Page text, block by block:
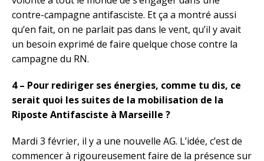
contre-campagne antifasciste. Et ça a montré aussi
qu’en fait, on ne parlait pas dans le vent, qu’il y avait
un besoin exprimé de faire quelque chose contre la
campagne du RN.
4 – Pour rediriger ses énergies, comme tu dis, ce
serait quoi les suites de la mobilisation de la
Riposte Antifasciste à Marseille ?
Mardi 3 février, il y a une nouvelle AG. L’idée, c’est de
commencer à rigoureusement faire de la présence sur